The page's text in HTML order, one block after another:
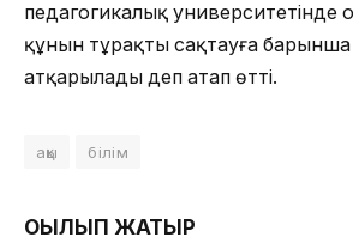
педагогикалық университетінде
құнын тұрақты сақтауға
атқарылады деп атап өтті.
ақы білім
ОҚЫЛЫП ЖАТЫР